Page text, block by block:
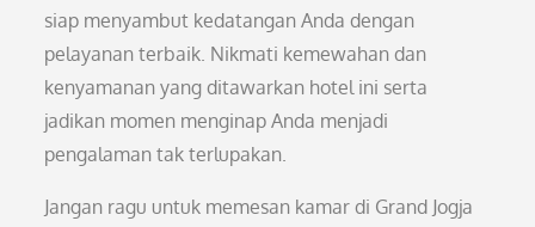
siap menyambut kedatangan Anda dengan
pelayanan terbaik. Nikmati kemewahan dan
kenyamanan yang ditawarkan hotel ini serta
jadikan momen menginap Anda menjadi
pengalaman tak terlupakan.
Jangan ragu untuk memesan kamar di Grand Jogja